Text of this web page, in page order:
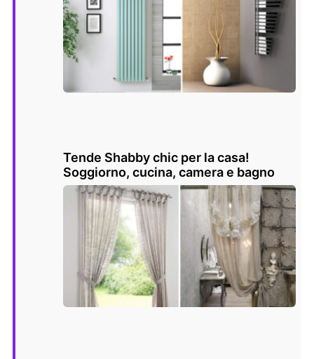
Tende Shabby chic per la casa!
Soggiorno, cucina, camera e bagno